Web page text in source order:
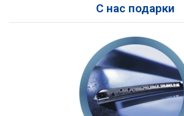
С нас подарки